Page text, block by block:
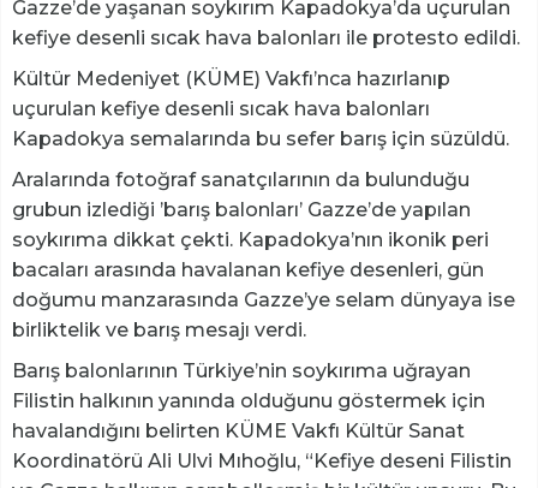
Gazze’de yaşanan soykırım Kapadokya’da uçurulan
kefiye desenli sıcak hava balonları ile protesto edildi.
Kültür Medeniyet (KÜME) Vakfı’nca hazırlanıp
uçurulan kefiye desenli sıcak hava balonları
Kapadokya semalarında bu sefer barış için süzüldü.
Aralarında fotoğraf sanatçılarının da bulunduğu
grubun izlediği ’barış balonları’ Gazze’de yapılan
soykırıma dikkat çekti. Kapadokya’nın ikonik peri
bacaları arasında havalanan kefiye desenleri, gün
doğumu manzarasında Gazze’ye selam dünyaya ise
birliktelik ve barış mesajı verdi.
Barış balonlarının Türkiye’nin soykırıma uğrayan
Filistin halkının yanında olduğunu göstermek için
havalandığını belirten KÜME Vakfı Kültür Sanat
Koordinatörü Ali Ulvi Mıhoğlu, “Kefiye deseni Filistin